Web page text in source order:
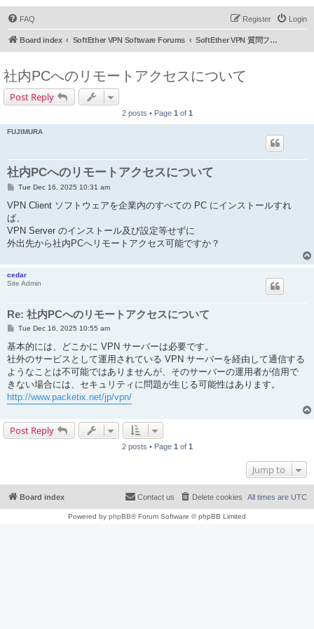
FAQ Login
Register
Board index SoftEther VPN Software Forums SoftEther VPN 質問フォーラム (日本語)
社内PCへのリモートアクセスについて
Post Reply
2 posts • Page 1 of 1
FUJIMURA
社内PCへのリモートアクセスについて
P
s
Tue Dec 16, 2025 10:31 am
VPN Client ソフトウェアを企業内のすべての PC にインストールすれ
ば、
VPN Server のインストール及び設定等せずに
外出先から社内PCへリモートアクセス可能ですか？
cedar
Site Admin
Re: 社内PCへのリモートアクセスについて
P
s
t
Tue Dec 16, 2025 10:55 am
基本的には、どこかに VPN サーバーは必要です。
社外のサービスとして運用されている VPN サーバーを経由して通信する
ようなことは不可能ではありませんが、そのサーバーの運用者が信用で
きない場合には、セキュリティに問題が生じる可能性はあります。
http://www.packetix.net/jp/vpn/
Post Reply
2 posts • Page 1 of 1
Jump to
Board index All times are UTC
Delete cookies
Contact us
Powered by phpBB® Forum Software © phpBB Limited